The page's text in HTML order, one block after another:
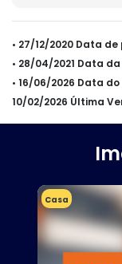
• 27/12/2020 Data
• 28/04/2021 Data
• 16/06/2026 Data
10/02/2026 Última
Casa